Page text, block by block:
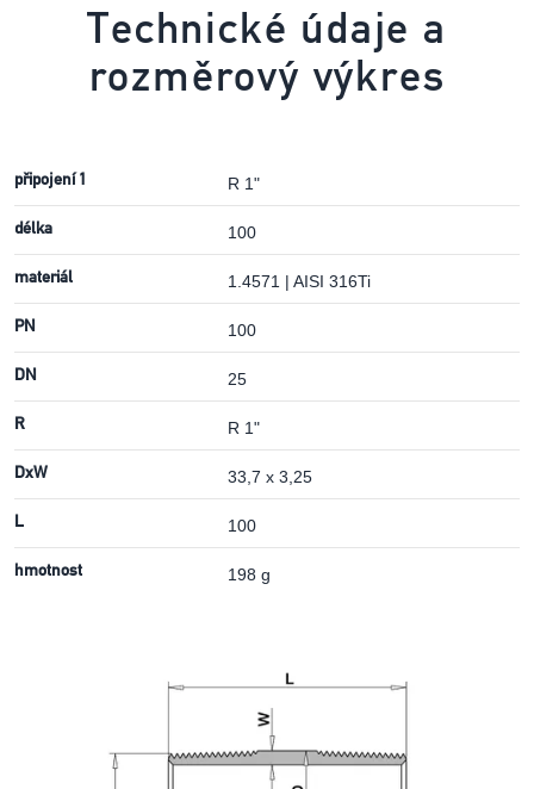
Technické údaje a
rozměrový výkres
připojení 1 R 1"
délka 100
materiál 1.4571 | AISI 316Ti
PN 100
DN 25
R R 1"
DxW 33,7 x 3,25
L 100
hmotnost 198 g